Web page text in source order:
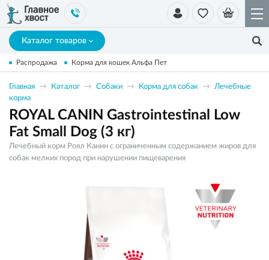
Каталог товаров
Распродажа Корма для кошек Альфа Пет
Главная Каталог Собаки Корма для собак
Лечебные
корма
ROYAL CANIN Gastrointestinal Low
Fat Small Dog (3 кг)
Лечебный корм Роял Канин с ограниченным содержанием жиров для
собак мелких пород при нарушении пищеварения